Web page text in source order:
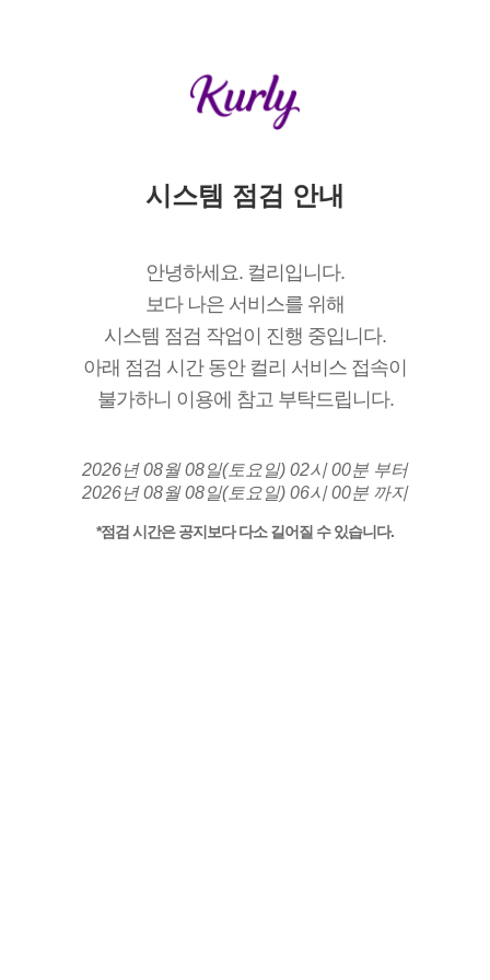
시스템 점검 안내
안녕하세요. 컬리입니다.
보다 나은 서비스를 위해
시스템 점검 작업이 진행 중입니다.
아래 점검 시간 동안 컬리 서비스 접속이
불가하니 이용에 참고 부탁드립니다.
2026년 08월 08일(토요일) 02시 00분 부터
2026년 08월 08일(토요일) 06시 00분 까지
*점검 시간은 공지보다 다소 길어질 수 있습니다.